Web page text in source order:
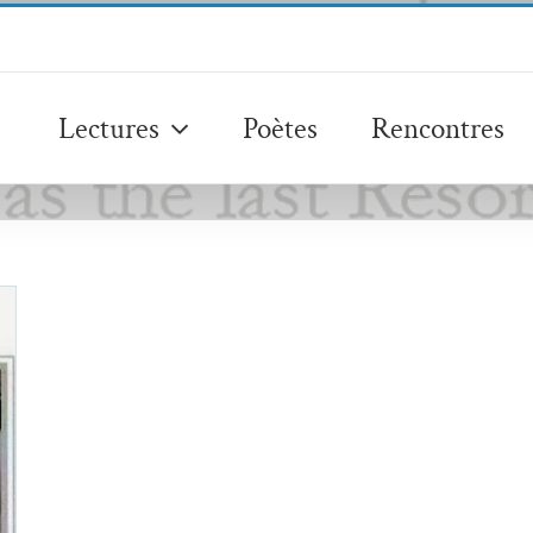
Lectures Poètes Rencontres